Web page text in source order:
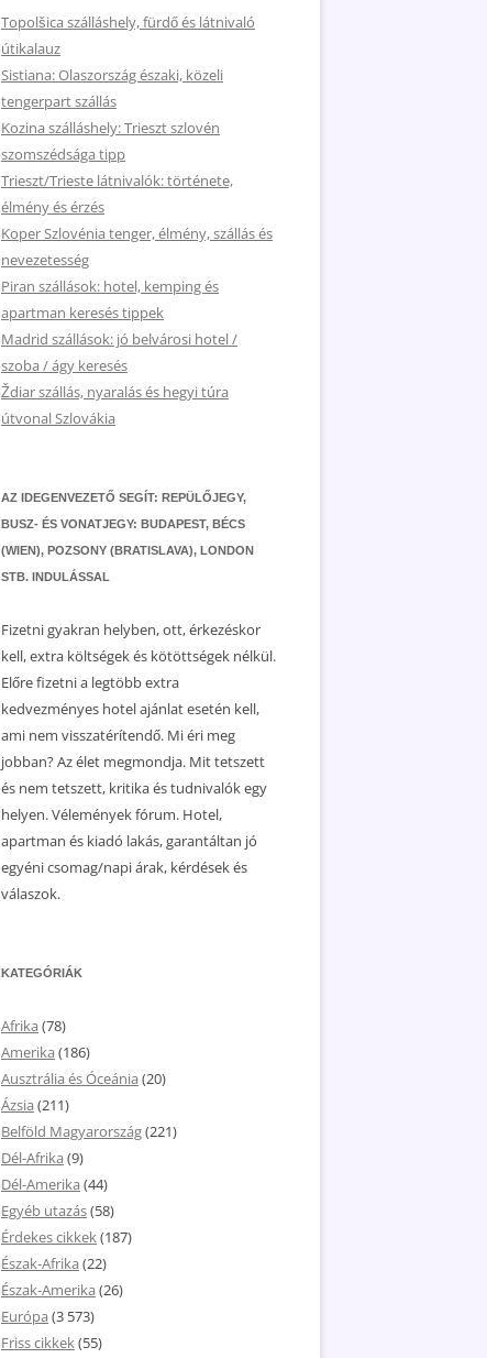
Topolšica szálláshely, fürdő és látnivaló
útikalauz
Sistiana: Olaszország északi, közeli
tengerpart szállás
Kozina szálláshely: Trieszt szlovén
szomszédsága tipp
Trieszt/Trieste látnivalók: története,
élmény és érzés
Koper Szlovénia tenger, élmény, szállás és
nevezetesség
Piran szállások: hotel, kemping és
apartman keresés tippek
Madrid szállások: jó belvárosi hotel /
szoba / ágy keresés
Ždiar szállás, nyaralás és hegyi túra
útvonal Szlovákia
AZ IDEGENVEZETŐ SEGÍT: REPÜLŐJEGY,
BUSZ- ÉS VONATJEGY: BUDAPEST, BÉCS
(WIEN), POZSONY (BRATISLAVA), LONDON
STB. INDULÁSSAL
Fizetni gyakran helyben, ott, érkezéskor
kell, extra költségek és kötöttségek nélkül.
Előre fizetni a legtöbb extra
kedvezményes hotel ajánlat esetén kell,
ami nem visszatérítendő. Mi éri meg
jobban? Az élet megmondja. Mit tetszett
és nem tetszett, kritika és tudnivalók egy
helyen. Vélemények fórum. Hotel,
apartman és kiadó lakás, garantáltan jó
egyéni csomag/napi árak, kérdések és
válaszok.
KATEGÓRIÁK
Afrika (78)
Amerika (186)
Ausztrália és Óceánia (20)
Ázsia (211)
Belföld Magyarország(221)
Dél-Afrika (9)
Dél-Amerika (44)
Egyéb utazás(58)
Érdekes cikkek(187)
Észak-Afrika (22)
Észak-Amerika (26)
Európa (3 573)
Friss cikkek(55)